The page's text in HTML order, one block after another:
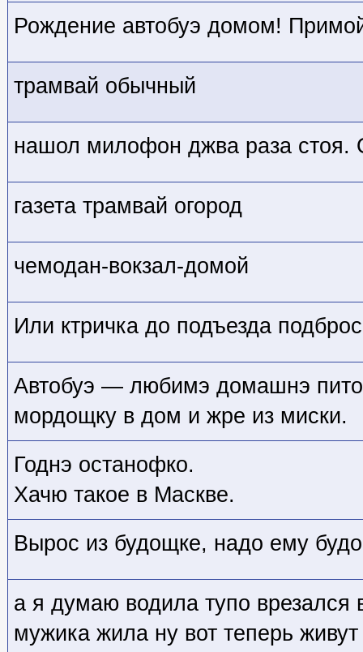
Рождение автобуэ домом!
трамвай обычный
нашол милофон джва раза стоя.
газета трамвай огород
чемодан-вокзал-домой
Или ктричка до подъезда
Автобуэ — любимэ домашнэ
мордощку в дом и жре из миски.
Годнэ останофко.
Хачю такое в Маскве.
Вырос из будощке, надо ему
а я думаю водила тупо врезался
мужика жила ну вот теперь живут